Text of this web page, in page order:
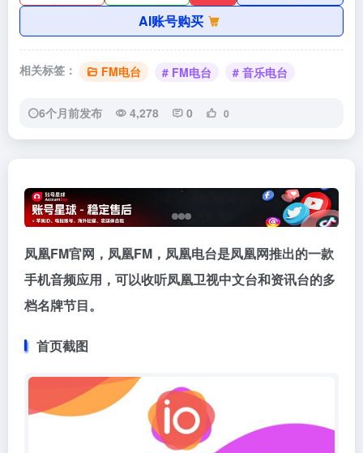
AI账号购买
相关标签： FM电台 # FM电台 # 音乐电台
6个月前发布 4,278 0 0
凤凰FM官网，凤凰FM，凤凰电台是凤凰网推出的一款
手机音频应用，可以收听凤凰卫视中文台和资讯台的多
档名牌节目。
首页截图